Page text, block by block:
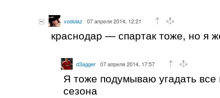
vodolaz 07 апреля 2014, 12:21
краснодар — спартак тоже, но я
d3agger 07 апреля 2014, 17:57
Я тоже подумываю угадать все
сезона